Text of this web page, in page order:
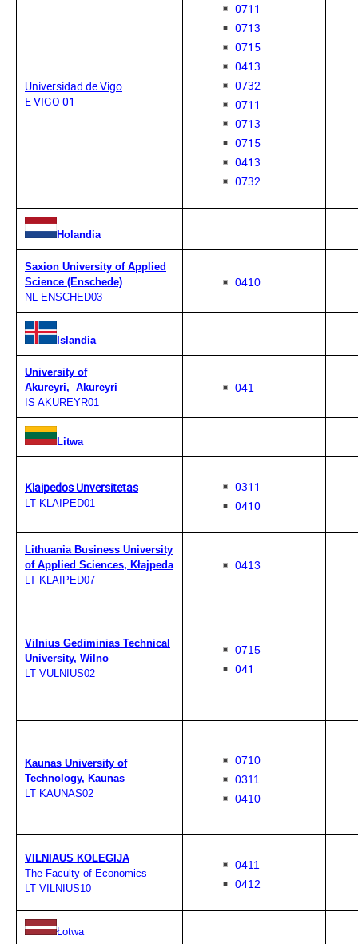
Universidad de Vigo
E VIGO 01
0711
0713
0715
0413
0732
0711
0713
0715
0413
0732
Holandia
Saxion University of Applied
Science (Enschede)
NL ENSCHED03
0410
Islandia
University of
Akureyri, Akureyri
IS AKUREYR01
041
Litwa
Klaipedos Unversitetas
LT KLAIPED01
0311
0410
Lithuania Business University
of Applied Sciences, Kłajpeda
LT KLAIPED07
0413
Vilnius Gediminias Technical
University, Wilno
LT VULNIUS02
0715
041
Kaunas University of
Technology, Kaunas
LT KAUNAS02
0710
0311
0410
VILNIAUS KOLEGIJA
The Faculty of Economics
LT VILNIUS10
0411
0412
Łotwa